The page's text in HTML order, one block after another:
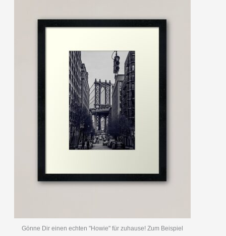
Gönne Dir einen echten "Howie" für zuhause! Zum Beispiel